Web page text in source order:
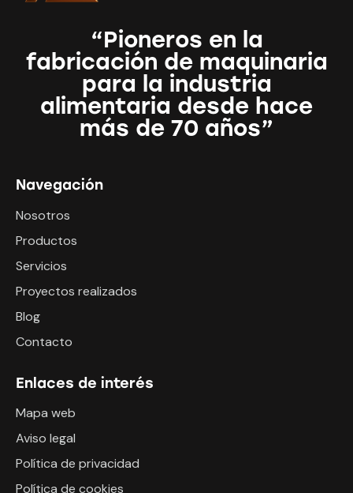
“Pioneros en la
fabricación de maquinaria
para la industria
alimentaria desde hace
más de 70 años”
Navegación
Nosotros
Productos
Servicios
Proyectos realizados
Blog
Contacto
Enlaces de interés
Mapa web
Aviso legal
Política de privacidad
Política de cookies